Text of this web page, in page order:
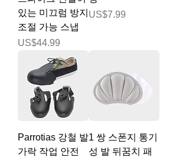
있는 미끄럼 방지
조절 가능 스냅
가격
US$44.99
가격
US$7.99
Parrotias 강철 발
가락 작업 안전
1 쌍 스폰지 통기
성 발 뒤꿈치 패